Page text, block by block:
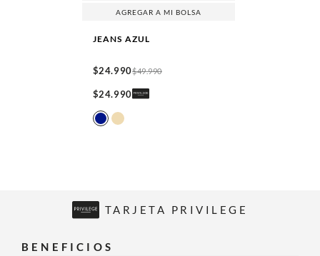
AGREGAR A MI BOLSA
JEANS AZUL
$24.990$49.990
$24.990
TARJETA PRIVILEGE
BENEFICIOS